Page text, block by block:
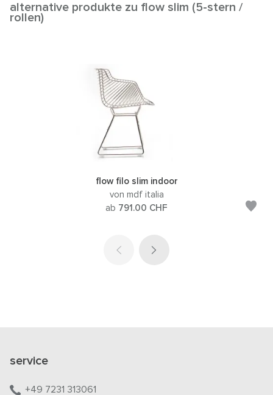
alternative produkte zu flow slim (5-stern /
rollen)
flow filo slim indoor
von mdf italia
ab 791.00 CHF
service
+49 7231 313061